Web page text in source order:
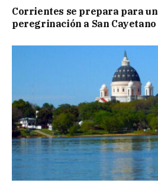
Corrientes se prepara para
peregrinación a San Cayetano